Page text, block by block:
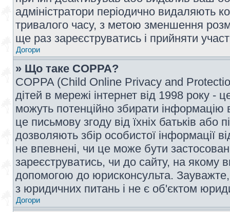
адміністратори періодично видаляють
тривалого часу, з метою зменшення
ще раз зареєструватись і прийняти
Догори
» Що таке COPPA?
COPPA (Child Online Privacy and
дітей в мережі інтернет від 1998 року -
можуть потенційно збирати інформацію
це письмову згоду від їхніх батьків або
дозволяють збір особистої інформації
не впевнені, чи це може бути
зареєструватись, чи до сайту, на якому
допомогою до юрисконсульта.
з юридичних питань і не є об'єктом
Догори